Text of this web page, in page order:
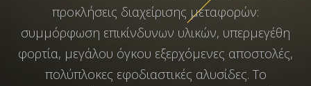
προκλήσεις διαχείρισης μεταφορών:
συμμόρφωση επικίνδυνων υλικών, υπερμεγέθη
φορτία, μεγάλου όγκου εξερχόμενες αποστολές,
πολύπλοκες εφοδιαστικές αλυσίδες. Το